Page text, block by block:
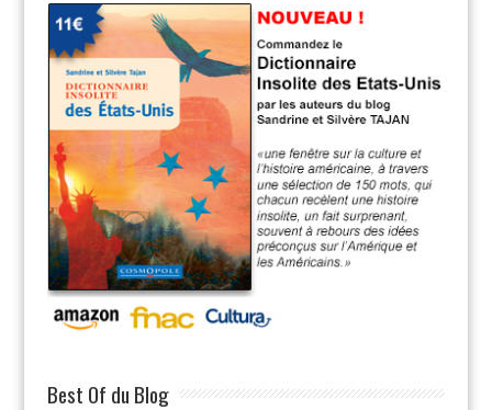
Best Of du Blog